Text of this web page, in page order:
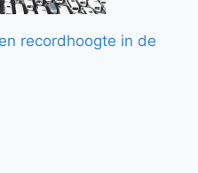
recordhoogte in de